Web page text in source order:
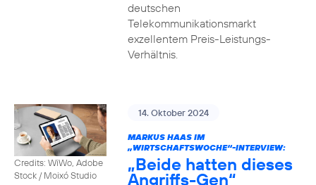
deutschen
Telekommunikationsmarkt
exzellentem Preis-Leistungs-
Verhältnis.
Credits: WiWo, Adobe
Stock / Moixó Studio
14. Oktober 2024
MARKUS HAAS IM
„WIRTSCHAFTSWOCHE“-INTERVIEW:
„Beide hatten dieses
Angriffs-Gen“